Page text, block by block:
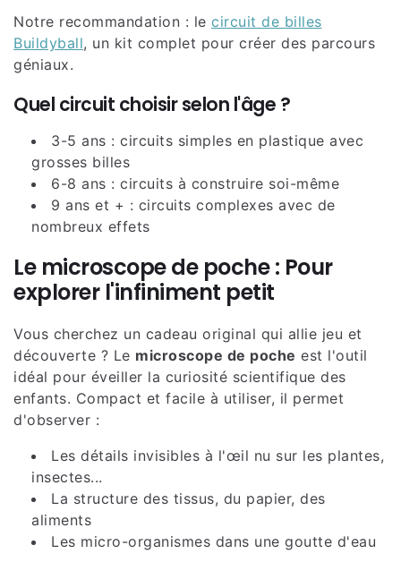
Notre recommandation : le circuit de billes
Buildyball, un kit complet pour créer des parcours
géniaux.
Quel circuit choisir selon l'âge ?
3-5 ans : circuits simples en plastique avec
grosses billes
6-8 ans : circuits à construire soi-même
9 ans et + : circuits complexes avec de
nombreux effets
Le microscope de poche : Pour
explorer l'infiniment petit
Vous cherchez un cadeau original qui allie jeu et
découverte ? Le microscope de poche est l'outil
idéal pour éveiller la curiosité scientifique des
enfants. Compact et facile à utiliser, il permet
d'observer :
Les détails invisibles à l'œil nu sur les plantes,
insectes...
La structure des tissus, du papier, des
aliments
Les micro-organismes dans une goutte d'eau